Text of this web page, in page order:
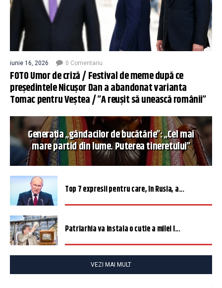
iunie 16, 2026 0 Comentariu
FOTO Umor de criză / Festival de meme după ce
președintele Nicușor Dan a abandonat varianta
Tomac pentru Veștea / ”A reușit să unească românii”
Generația „gândacilor de bucătărie”: „Cel mai
mare partid din lume. Puterea tineretului”
Top 7 expresii pentru care, în Rusia, a...
Patriarhia va instala o cutie a milei î...
VEZI MAI MULT